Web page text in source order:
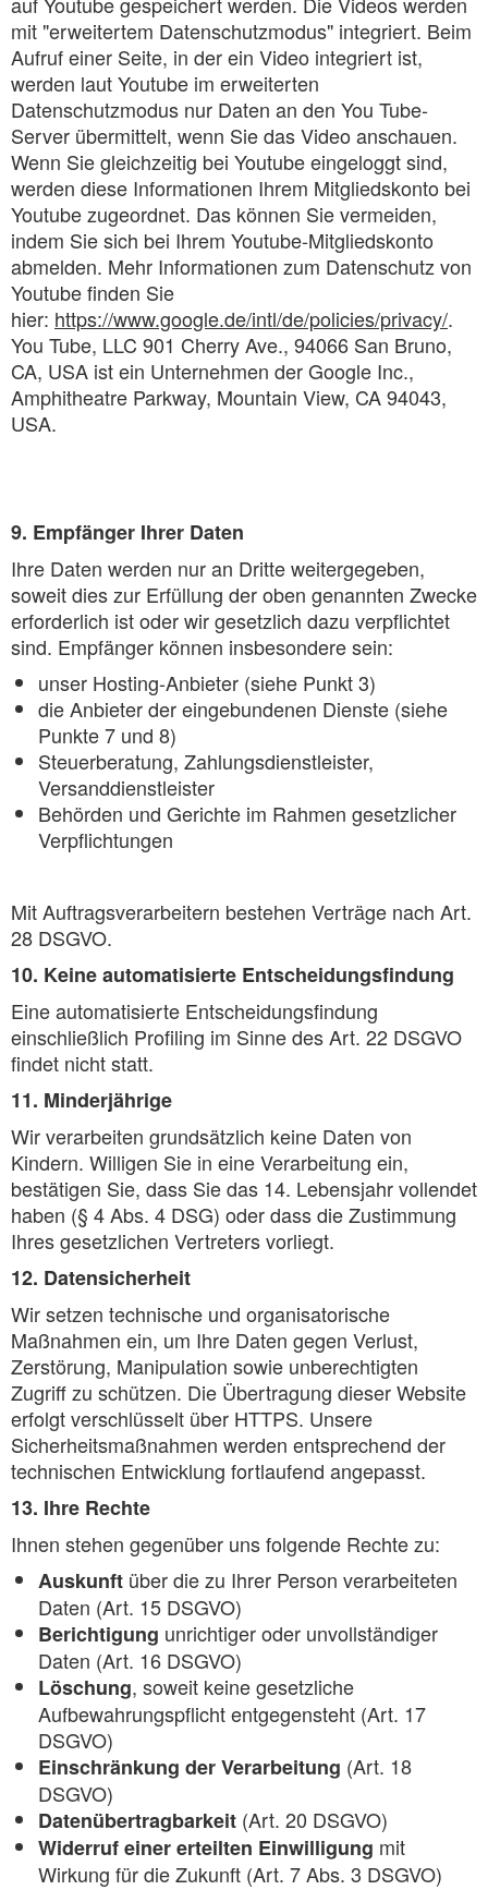
mit "erweitertem Datenschutzmodus" integriert. Beim
Aufruf einer Seite, in der ein Video integriert ist,
werden laut Youtube im erweiterten
Datenschutzmodus nur Daten an den You Tube-
Server übermittelt, wenn Sie das Video anschauen.
Wenn Sie gleichzeitig bei Youtube eingeloggt sind,
werden diese Informationen Ihrem Mitgliedskonto bei
Youtube zugeordnet. Das können Sie vermeiden,
indem Sie sich bei Ihrem Youtube-Mitgliedskonto
abmelden. Mehr Informationen zum Datenschutz von
Youtube finden Sie
hier: https://www.google.de/intl/de/policies/privacy/.
You Tube, LLC 901 Cherry Ave., 94066 San Bruno,
CA, USA ist ein Unternehmen der Google Inc.,
Amphitheatre Parkway, Mountain View, CA 94043,
USA.
9. Empfänger Ihrer Daten
Ihre Daten werden nur an Dritte weitergegeben,
soweit dies zur Erfüllung der oben genannten Zwecke
erforderlich ist oder wir gesetzlich dazu verpflichtet
sind. Empfänger können insbesondere sein:
unser Hosting-Anbieter (siehe Punkt 3)
die Anbieter der eingebundenen Dienste (siehe
Punkte 7 und 8)
Steuerberatung, Zahlungsdienstleister,
Versanddienstleister
Behörden und Gerichte im Rahmen gesetzlicher
Verpflichtungen
Mit Auftragsverarbeitern bestehen Verträge nach Art.
28 DSGVO.
10. Keine automatisierte Entscheidungsfindung
Eine automatisierte Entscheidungsfindung
einschließlich Profiling im Sinne des Art. 22 DSGVO
findet nicht statt.
11. Minderjährige
Wir verarbeiten grundsätzlich keine Daten von
Kindern. Willigen Sie in eine Verarbeitung ein,
bestätigen Sie, dass Sie das 14. Lebensjahr vollendet
haben (§ 4 Abs. 4 DSG) oder dass die Zustimmung
Ihres gesetzlichen Vertreters vorliegt.
12. Datensicherheit
Wir setzen technische und organisatorische
Maßnahmen ein, um Ihre Daten gegen Verlust,
Zerstörung, Manipulation sowie unberechtigten
Zugriff zu schützen. Die Übertragung dieser Website
erfolgt verschlüsselt über HTTPS. Unsere
Sicherheitsmaßnahmen werden entsprechend der
technischen Entwicklung fortlaufend angepasst.
13. Ihre Rechte
Ihnen stehen gegenüber uns folgende Rechte zu:
Auskunft über die zu Ihrer Person verarbeiteten
Daten (Art. 15 DSGVO)
Berichtigung unrichtiger oder unvollständiger
Daten (Art. 16 DSGVO)
Löschung, soweit keine gesetzliche
Aufbewahrungspflicht entgegensteht (Art. 17
DSGVO)
Einschränkung der Verarbeitung (Art. 18
DSGVO)
Datenübertragbarkeit (Art. 20 DSGVO)
Widerruf einer erteilten Einwilligung mit
Wirkung für die Zukunft (Art. 7 Abs. 3 DSGVO)